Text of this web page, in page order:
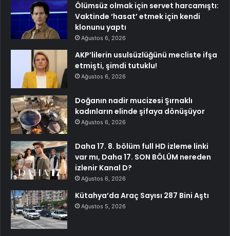
Ölümsüz olmak için servet harcamıştı:
Vaktinde ‘hasat’ etmek için kendi
klonunu yaptı
Ağustos 6, 2026
AKP’lilerin usulsüzlüğünü mecliste ifşa
etmişti, şimdi tutuklu!
Ağustos 6, 2026
Doğanın nadir mucizesi Şırnaklı
kadınların elinde şifaya dönüşüyor
Ağustos 6, 2026
Daha 17. 8. bölüm full HD izleme linki
var mı, Daha 17. SON BÖLÜM nereden
izlenir Kanal D?
Ağustos 6, 2026
Kütahya’da Araç Sayısı 287 Bini Aştı
Ağustos 5, 2026